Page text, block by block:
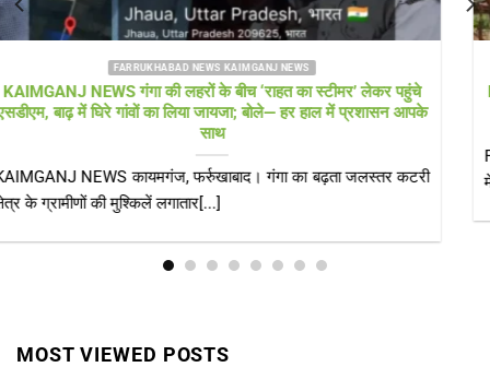
FARRUKHABAD NEWS UTTAR PRADESH
Farrukhabad news बाढ़ राहत शिविर में ‘हेल्थ अलर्ट’! सीएमओ खुद पहुंचे,
डॉक्टरों की टीम और एम्बुलेंस 24 घंटे तैनात
Farrukhabad news डीएम के निरीक्षण के बाद स्वास्थ्य विभाग एक्शन मोड
में, संक्रामक रोगों पर[...]
MOST VIEWED POSTS